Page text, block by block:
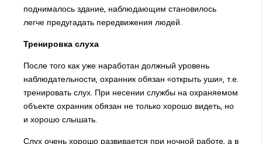
поднималось здание, наблюдающим становилось
легче предугадать передвижения людей.
Тренировка слуха
После того как уже наработан должный уровень
наблюдательности, охранник обязан «открыть уши», т.е.
тренировать слух. При несении службы на охраняемом
объекте охранник обязан не только хорошо видеть, но
и хорошо слышать.
Слух очень хорошо развивается при ночной работе, а в